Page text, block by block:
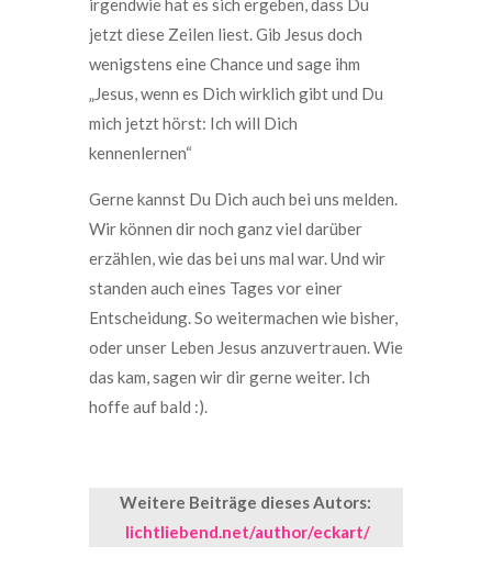
irgendwie hat es sich ergeben, dass Du
jetzt diese Zeilen liest. Gib Jesus doch
wenigstens eine Chance und sage ihm
„Jesus, wenn es Dich wirklich gibt und Du
mich jetzt hörst: Ich will Dich
kennenlernen“
Gerne kannst Du Dich auch bei uns melden.
Wir können dir noch ganz viel darüber
erzählen, wie das bei uns mal war. Und wir
standen auch eines Tages vor einer
Entscheidung. So weitermachen wie bisher,
oder unser Leben Jesus anzuvertrauen. Wie
das kam, sagen wir dir gerne weiter. Ich
hoffe auf bald :).
Weitere Beiträge dieses Autors:
lichtliebend.net/author/eckart/